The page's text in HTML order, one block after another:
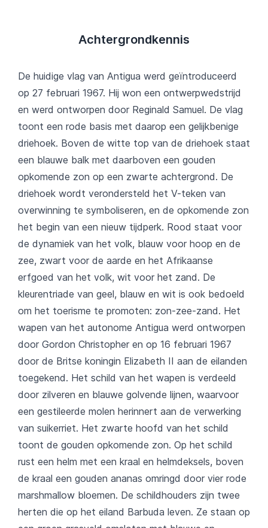
Achtergrondkennis
De huidige vlag van Antigua werd geïntroduceerd
op 27 februari 1967. Hij won een ontwerpwedstrijd
en werd ontworpen door Reginald Samuel. De vlag
toont een rode basis met daarop een gelijkbenige
driehoek. Boven de witte top van de driehoek staat
een blauwe balk met daarboven een gouden
opkomende zon op een zwarte achtergrond. De
driehoek wordt verondersteld het V-teken van
overwinning te symboliseren, en de opkomende zon
het begin van een nieuw tijdperk. Rood staat voor
de dynamiek van het volk, blauw voor hoop en de
zee, zwart voor de aarde en het Afrikaanse
erfgoed van het volk, wit voor het zand. De
kleurentriade van geel, blauw en wit is ook bedoeld
om het toerisme te promoten: zon-zee-zand. Het
wapen van het autonome Antigua werd ontworpen
door Gordon Christopher en op 16 februari 1967
door de Britse koningin Elizabeth II aan de eilanden
toegekend. Het schild van het wapen is verdeeld
door zilveren en blauwe golvende lijnen, waarvoor
een gestileerde molen herinnert aan de verwerking
van suikerriet. Het zwarte hoofd van het schild
toont de gouden opkomende zon. Op het schild
rust een helm met een kraal en helmdeksels, boven
de kraal een gouden ananas omringd door vier rode
marshmallow bloemen. De schildhouders zijn twee
herten die op het eiland Barbuda leven. Ze staan op